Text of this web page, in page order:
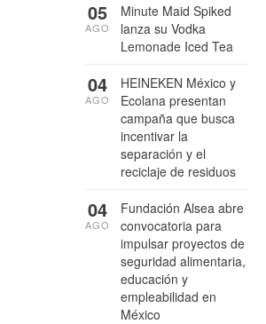
Minute Maid Spiked
lanza su Vodka
Lemonade Iced Tea
05
AGO
HEINEKEN México y
Ecolana presentan
campaña que busca
incentivar la
separación y el
reciclaje de residuos
04
AGO
Fundación Alsea abre
convocatoria para
impulsar proyectos de
seguridad alimentaria,
educación y
empleabilidad en
México
04
AGO